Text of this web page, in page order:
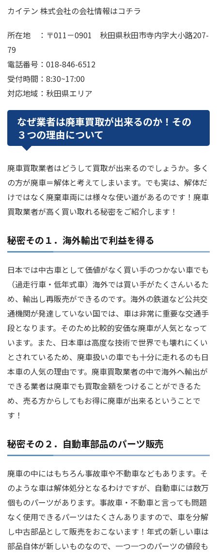
カイテン 株式会社の会社情報はコチラ
所在地 ：〒011－0901 秋田県秋田市寺内字大小路207-
79
電話番号：018-846-6512
受付時間：8:30~17:00
対応地域：秋田県エリア
なぜ業者は廃車買取が出来るのか！その
３つの理由について
廃車買取業者はどうして買取が出来るのでしょうか。多く
の方が廃車＝解体と考えてしまいます。でも実は、解体だ
けではなく廃棄車両には様々な使い道があるのです！廃車
買取業者が高く買い取れる秘密をご紹介します！
秘密その１．海外輸出で利益を得る
日本では中古車として価値がなく買い手のつかない車でも
（過走行車・低年式車）海外では買い手がたくさんいるた
め、輸出し再販売ができるのです。海外の鉄道など公共交
通機関が発達していない国では、車は非常に重要な交通手
段となります。そのため比較的安価な廃車が人気となって
います。また、日本車は高度な技術で世界でも壊れにくい
とされているため、廃車扱いの車でも十分に走れるのも日
本車の人気の理由です。廃車買取業者の中で海外へ輸出が
できる業者は廃車でも買取金額をつけることができるた
め、売る方からしてもお得に廃車が出来るということで
す！
秘密その２．自動車部品のパーツ販売
廃車の中にはもちろん事故車や不動車などもあります。そ
のような車は解体処分となるわけですが、自動車には数万
個ものパーツがあります。事故車・不動車と言っても問題
なく使用できるパーツはたくさんありますので、車を分解
し中古部品として販売をおこないます！年式の新しい車は
部品自体が新しいものなので、一つ一つのパーツの値段も